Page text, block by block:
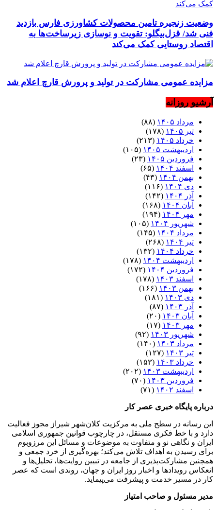
وضعیت زنجیره تامین محصولات کشاورزی فارس بازدید
فنی شد/ قزل‌بیگلو: تقویت و نوسازی زیرساخت‌ها به
اقتصاد روستایی کمک می‌کند
مزایده عمومی مشارکت در تولید و پرورش قارچ اعلام شد
آرشیو روزانه
مرداد ۱۴۰۵
(۸۸)
تیر ۱۴۰۵
(۱۷۸)
خرداد ۱۴۰۵
(۲۱۳)
اردیبهشت ۱۴۰۵
(۱۰۵)
فروردین ۱۴۰۵
(۲۳)
اسفند ۱۴۰۴
(۶۵)
بهمن ۱۴۰۴
(۴۳)
دی ۱۴۰۴
(۱۱۶)
آذر ۱۴۰۴
(۱۴۲)
آبان ۱۴۰۴
(۱۶۸)
مهر ۱۴۰۴
(۱۹۴)
شهریور ۱۴۰۴
(۱۰۵)
مرداد ۱۴۰۴
(۱۴۵)
تیر ۱۴۰۴
(۲۶۸)
خرداد ۱۴۰۴
(۱۳۲)
اردیبهشت ۱۴۰۴
(۱۷۸)
فروردین ۱۴۰۴
(۱۷۲)
اسفند ۱۴۰۳
(۱۷۸)
بهمن ۱۴۰۳
(۱۶۶)
دی ۱۴۰۳
(۱۸۱)
آذر ۱۴۰۳
(۸۷)
آبان ۱۴۰۳
(۲۰)
مهر ۱۴۰۳
(۱۷)
شهریور ۱۴۰۳
(۹۲)
مرداد ۱۴۰۳
(۱۴۰)
تیر ۱۴۰۳
(۱۲۷)
خرداد ۱۴۰۳
(۱۵۳)
اردیبهشت ۱۴۰۳
(۲۰۲)
فروردین ۱۴۰۳
(۷۰)
اسفند ۱۴۰۲
(۷۱)
درباره پایگاه خبری عصر کار
این رسانه در سطح ملی به مرکزیت کلان‌شهر شیراز مجوز فعالیت
دارد و با خط فکری مستقل، در چارچوب قوانین جمهوری اسلامی
ایران و نگاهی نو و متفاوت به موضوعات ‌و مسائل این مرزوبوم
برای رسیدن به اهداف تلاش می‌کند؛ بهره‌گیری از خرد جمعی و
همچنین مشارکت‌پذیری از جامعه در تبیین روایت‌ها، تحلیل‌ها و
انعکاس رویدادها و اخبار روز ایران و جهان، روندی است که عصر
کار در مسیر خدمت و پیشرفت می‌پیماید.
مدیر مسئول و صاحب امتیاز